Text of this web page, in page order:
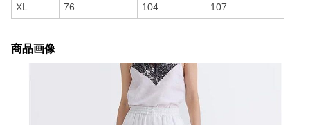
XL 76 104 107
商品画像